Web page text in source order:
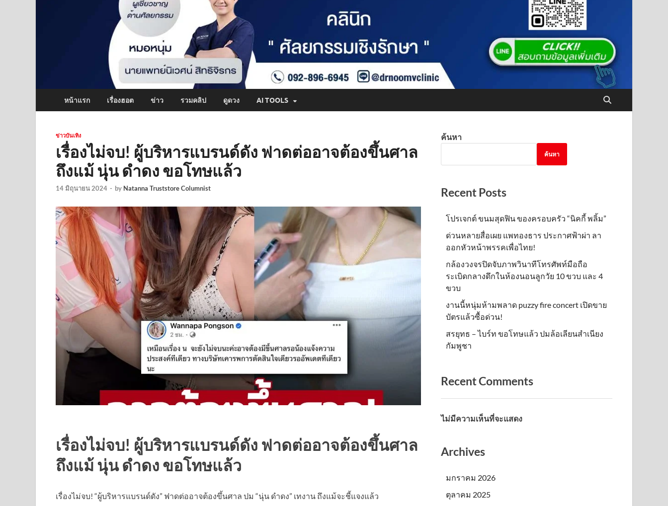
หน้าแรก เรื่องฮอต ข่าว รวมคลิป ดูดวง AI TOOLS
ข่าวบันเทิง
เรื่องไม่จบ! ผู้บริหารแบรนด์ดัง ฟาดต่ออาจต้องขึ้นศาล
ถึงแม้ นุ่น ดำดง ขอโทษแล้ว
14 มิถุนายน 2024 - by Natanna Truststore Columnist
เรื่องไม่จบ! ผู้บริหารแบรนด์ดัง ฟาดต่ออาจต้องขึ้นศาล
ถึงแม้ นุ่น ดำดง ขอโทษแล้ว
เรื่องไม่จบ! “ผู้บริหารแบรนด์ดัง” ฟาดต่ออาจต้องขึ้นศาล ปม “นุ่น ดำดง” เทงาน ถึงแม้จะชี้แจงแล้ว
ค้นหา
ค้นหา
Recent Posts
โปรเจกต์ ขนมสุดฟิน ของครอบครัว “นิคกี้ พลิ้ม”
ด่วนหลายสื่อเผย แพทองธาร ประกาศฟ้าผ่า ลา
ออกหัวหน้าพรรคเพื่อไทย!
กล้องวงจรปิดจับภาพวินาทีโทรศัพท์มือถือ
ระเบิดกลางดึกในห้องนอนลูกวัย 10 ขวบ และ 4
ขวบ
งานนี้หนุ่มห้ามพลาด puzzy fire concert เปิดขาย
บัตรแล้วซื้อด่วน!
สรยุทธ – ไบร์ท ขอโทษแล้ว ปมล้อเลียนสำเนียง
กัมพูชา
Recent Comments
ไม่มีความเห็นที่จะแสดง
Archives
มกราคม 2026
ตุลาคม 2025